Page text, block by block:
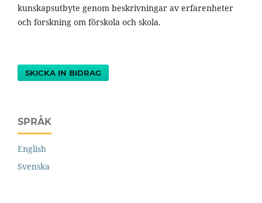
kunskapsutbyte genom beskrivningar av erfarenheter
och forskning om förskola och skola.
SKICKA IN BIDRAG
SPRÅK
English
Svenska